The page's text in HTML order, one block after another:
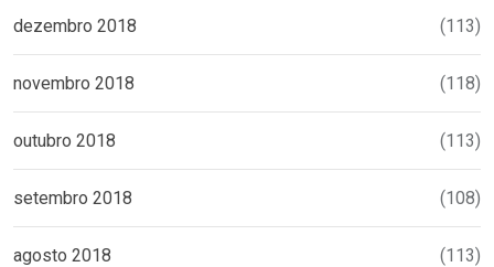
dezembro 2018 (113)
novembro 2018 (118)
outubro 2018 (113)
setembro 2018 (108)
agosto 2018 (113)